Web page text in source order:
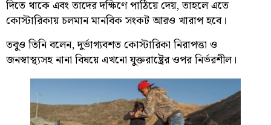
দিতে থাকে এবং তাদের দক্ষিণে পাঠিয়ে দেয়, তাহলে এতে
কোস্টারিকায় চলমান মানবিক সংকট আরও খারাপ হবে।
তবুও তিনি বলেন, দুর্ভাগ্যবশত কোস্টারিকা নিরাপত্তা ও
জনস্বাস্থ্যসহ নানা বিষয়ে এখনো যুক্তরাষ্ট্রের ওপর নির্ভরশীল।